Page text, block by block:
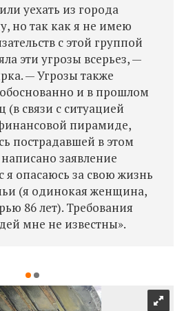
уехать из города
но так как я не имею
с этой группой
эти угрозы всерьез, —
— Угрозы также
и в прошлом
(в связи с ситуацией
пирамиде,
пострадавшей в этом
заявление
я опасаюсь за свою жизнь
(я одинокая женщина,
86 лет). Требования
мне не известны».